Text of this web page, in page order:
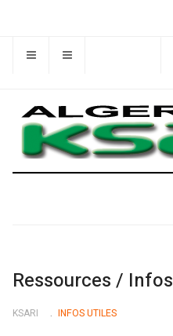
Ressources / Infos
KSARI INFOS UTILES